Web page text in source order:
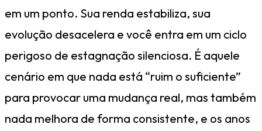
em um ponto. Sua renda estabiliza, sua
evolução desacelera e você entra em um ciclo
perigoso de estagnação silenciosa. É aquele
cenário em que nada está “ruim o suficiente”
para provocar uma mudança real, mas também
nada melhora de forma consistente, e os anos